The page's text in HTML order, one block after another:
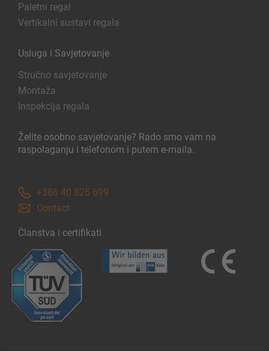
Paletni regal
Vertikalni sustavi regala
Usluga i Savjetovanje
Stručno savjetovanje
Montaža
Inspekcija regala
Želite osobno savjetovanje? Rado smo vam na
raspolaganju i telefonom i putem e-maila.
+386 40 825 699
Contact
Članstva i certifikati